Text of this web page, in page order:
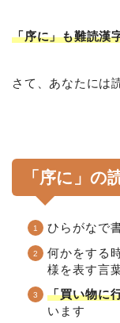
「序に」も難読漢
さて、あなたには
「序に」の
ひらがなで
何かをする
様を表す言
「買い物に
います